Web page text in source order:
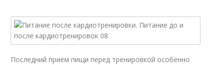
Последний приём пищи перед тренировкой особенно